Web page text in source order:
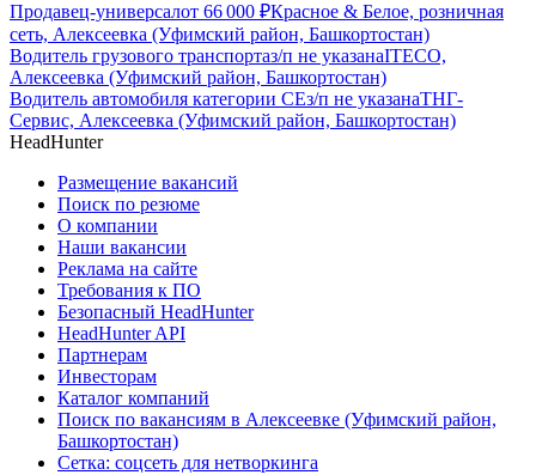
Продавец-универсалот 66 000 ₽Красное & Белое, розничная
сеть, Алексеевка (Уфимский район, Башкортостан)
Водитель грузового транспортаз/п не указанаITECO,
Алексеевка (Уфимский район, Башкортостан)
Водитель автомобиля категории CЕз/п не указанаТНГ-
Сервис, Алексеевка (Уфимский район, Башкортостан)
HeadHunter
Размещение вакансий
Поиск по резюме
О компании
Наши вакансии
Реклама на сайте
Требования к ПО
Безопасный HeadHunter
HeadHunter API
Партнерам
Инвесторам
Каталог компаний
Поиск по вакансиям в Алексеевке (Уфимский район,
Башкортостан)
Сетка: соцсеть для нетворкинга